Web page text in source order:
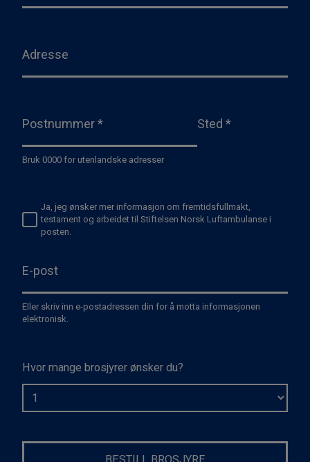
Adresse
Postnummer*
Bruk 0000 for utenlandske adresser
Sted *
Ja, jeg ønsker mer informasjon om fremtidsfullmakt,
testament og arbeidet til Stiftelsen Norsk Luftambulanse i
posten.
E-post
Eller skriv inn e-postadressen din for å motta informasjonen
elektronisk.
Hvor mange brosjyrer ønsker du?